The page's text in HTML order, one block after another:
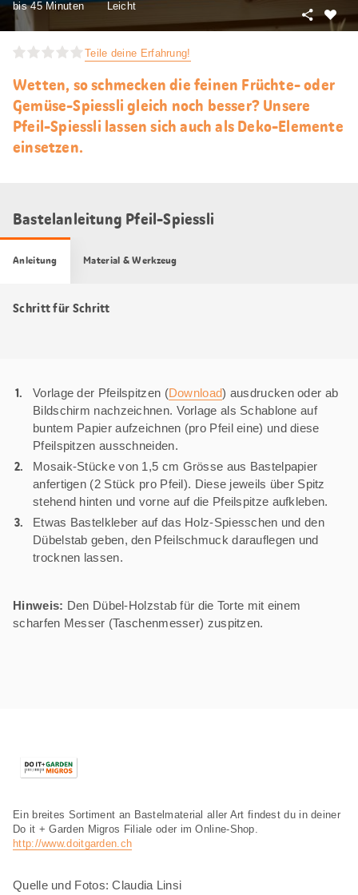
Teile deine Erfahrung!
bis 45 Minuten
Leicht
Als
Teilen
Wetten, so schmecken die feinen Früchte- oder
Gemüse-Spiessli gleich noch besser? Unsere
Pfeil-Spiessli lassen sich auch als Deko-Elemente
einsetzen.
Bastelanleitung Pfeil-Spiessli
Anleitung Material & Werkzeug
Schritt für Schritt
Vorlage der Pfeilspitzen (Download) ausdrucken oder ab
Bildschirm nachzeichnen. Vorlage als Schablone auf
buntem Papier aufzeichnen (pro Pfeil eine) und diese
Pfeilspitzen ausschneiden.
Mosaik-Stücke von 1,5 cm Grösse aus Bastelpapier
anfertigen (2 Stück pro Pfeil). Diese jeweils über Spitz
stehend hinten und vorne auf die Pfeilspitze aufkleben.
Etwas Bastelkleber auf das Holz-Spiesschen und den
Dübelstab geben, den Pfeilschmuck darauflegen und
trocknen lassen.
Hinweis: Den Dübel-Holzstab für die Torte mit einem
scharfen Messer (Taschenmesser) zuspitzen.
Ein breites Sortiment an Bastelmaterial aller Art findest du in deiner
Do it + Garden Migros Filiale oder im Online-Shop.
http://www.doitgarden.ch
Quelle und Fotos: Claudia Linsi